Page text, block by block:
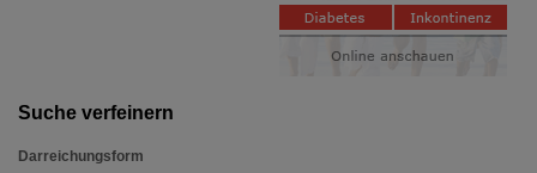
Suche verfeinern
Darreichungsform